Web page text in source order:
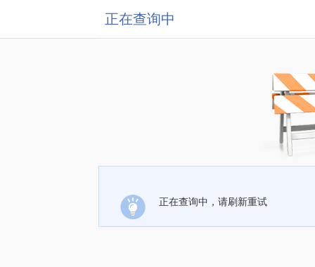
正在查询中
正在查询中，请刷新重试